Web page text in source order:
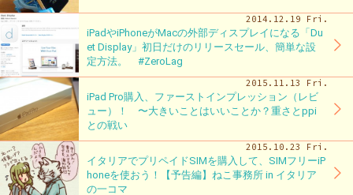
2014.12.19 Fri.
iPadやiPhoneがMacの外部ディスプレイになる「Du
et Display」初日だけのリリースセール、簡単な設
定方法。 #ZeroLag
2015.11.13 Fri.
iPad Pro購入、ファーストインプレッション（レビ
ュー）！ 〜大きいことはいいことか？重さとppi
との戦い
2015.10.23 Fri.
イタリアでプリペイドSIMを購入して、SIMフリーiP
honeを使おう！【予告編】ねこ事務所 in イタリア
の一コマ